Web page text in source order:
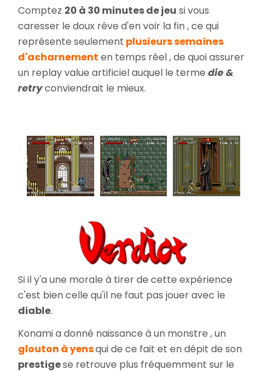
Comptez 20 à 30 minutes de jeu si vous
caresser le doux rêve d'en voir la fin , ce qui
représente seulement plusieurs semaines
d'acharnement en temps réel , de quoi assurer
un replay value artificiel auquel le terme die &
retryconviendrait le mieux.
Si il y'a une morale à tirer de cette expérience
c'est bien celle qu'il ne faut pas jouer avec le
diable.
Konami a donné naissance à un monstre , un
glouton à yensqui de ce fait et en dépit de son
prestigese retrouve plus fréquemment sur le